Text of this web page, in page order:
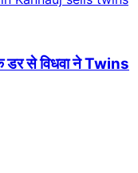
डर से विधवा ने Twins